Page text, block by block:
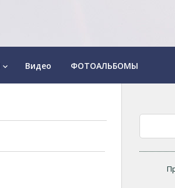
keyboard_arrow_down Видео ФОТОАЛЬБОМЫ